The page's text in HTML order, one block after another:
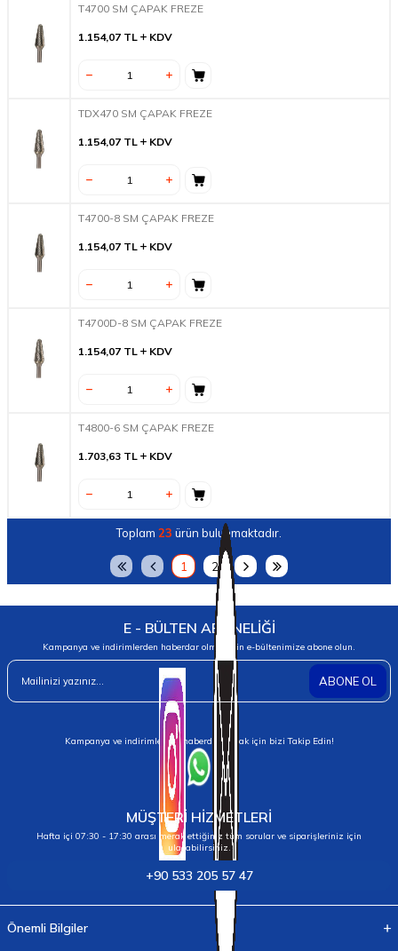
T4700 SM ÇAPAK FREZE
1.154,07 TL KDV
TDX470 SM ÇAPAK FREZE
1.154,07 TL KDV
T4700-8 SM ÇAPAK FREZE
1.154,07 TL KDV
T4700D-8 SM ÇAPAK FREZE
1.154,07 TL KDV
T4800-6 SM ÇAPAK FREZE
1.703,63 TL KDV
Toplam 23 ürün bulunmaktadır.
1 2
E - BÜLTEN ABONELİĞİ
Kampanya ve indirimlerden haberdar olmak için e-bültenimize abone olun.
ABONE OL
Kampanya ve indirimlerden haberdar olmak için bizi Takip Edin!
MÜŞTERİ HİZMETLERİ
Hafta içi 07:30 - 17:30 arası merak ettiğiniz tüm sorular ve siparişleriniz için
ulaşabilirsiniz.
+90 533 205 57 47
Önemli Bilgiler